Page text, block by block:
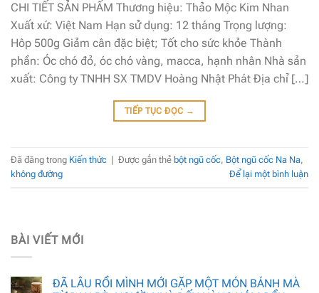
CHI TIẾT SẢN PHẨM Thương hiệu: Thảo Mộc Kim Nhan
Xuất xứ: Việt Nam Hạn sử dụng: 12 tháng Trọng lượng:
Hôp 500g Giảm cân đặc biệt; Tốt cho sức khỏe Thành
phần: Óc chó đỏ, óc chó vàng, macca, hạnh nhân Nhà sản
xuất: Công ty TNHH SX TMDV Hoàng Nhật Phát Địa chỉ […]
TIẾP TỤC ĐỌC →
Đã đăng trong Kiến thức Được gắn thẻ bột ngũ cốc, Bột ngũ cốc Na Na,
không đường
Để lại một bình luận
BÀI VIẾT MỚI
ĐÃ LÂU RỒI MÌNH MỚI GẶP MỘT MÓN BÁNH MÀ